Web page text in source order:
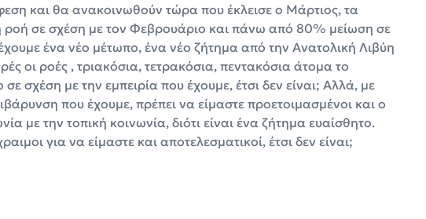
και θα ανακοινωθούν τώρα που έκλεισε ο Μάρτιος, τα
ροή σε σχέση με τον Φεβρουάριο και πάνω από 80% μείωση σε
ένα νέο μέτωπο, ένα νέο ζήτημα από την Ανατολική Λιβύη
οι ροές , τριακόσια, τετρακόσια, πεντακόσια άτομα το
σχέση με την εμπειρία που έχουμε, έτσι δεν είναι; Αλλά, με
που έχουμε, πρέπει να είμαστε προετοιμασμένοι και ο
με την τοπική κοινωνία, διότι είναι ένα ζήτημα ευαίσθητο.
για να είμαστε και αποτελεσματικοί, έτσι δεν είναι;